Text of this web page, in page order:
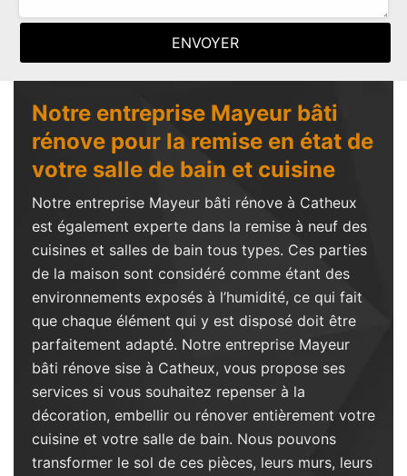
Notre entreprise Mayeur bâti
rénove pour la remise en état de
votre salle de bain et cuisine
Notre entreprise Mayeur bâti rénove à Catheux
est également experte dans la remise à neuf des
cuisines et salles de bain tous types. Ces parties
de la maison sont considéré comme étant des
environnements exposés à l’humidité, ce qui fait
que chaque élément qui y est disposé doit être
parfaitement adapté. Notre entreprise Mayeur
bâti rénove sise à Catheux, vous propose ses
services si vous souhaitez repenser à la
décoration, embellir ou rénover entièrement votre
cuisine et votre salle de bain. Nous pouvons
transformer le sol de ces pièces, leurs murs, leurs